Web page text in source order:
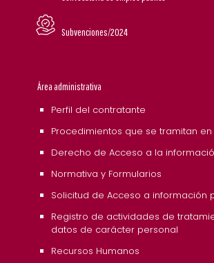
Subvenciones/2024
Área administrativa
Perfil del contratante
Procedimientos que se tramitan en
Derecho de Acceso a la
Normativa y Formularios
Solicitud de Acceso a información
Registro de actividades de
datos de carácter personal
Recursos Humanos